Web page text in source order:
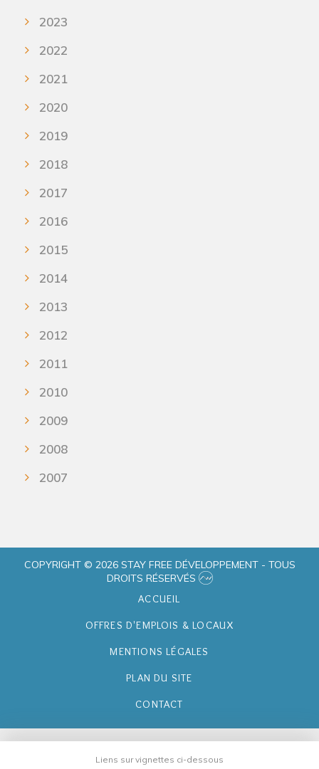
2023
2022
2021
2020
2019
2018
2017
2016
2015
2014
2013
2012
2011
2010
2009
2008
2007
Liens sur vignettes ci-dessous
COPYRIGHT © 2026 STAY FREE DÉVELOPPEMENT - TOUS
DROITS RÉSERVÉS
ACCUEIL
OFFRES D'EMPLOIS & LOCAUX
MENTIONS LÉGALES
PLAN DU SITE
CONTACT